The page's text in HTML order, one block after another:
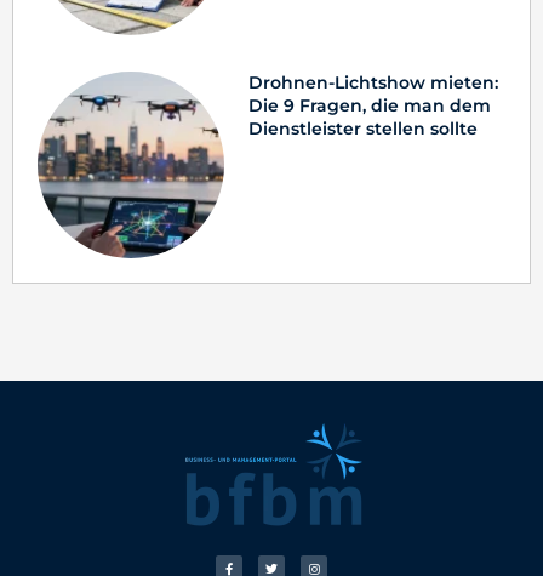
Drohnen-Lichtshow mieten:
Die 9 Fragen, die man dem
Dienstleister stellen sollte